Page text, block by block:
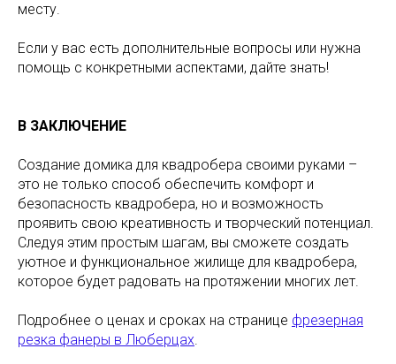
месту.
Если у вас есть дополнительные вопросы или нужна
помощь с конкретными аспектами, дайте знать!
В ЗАКЛЮЧЕНИЕ
Создание домика для квадробера своими руками –
это не только способ обеспечить комфорт и
безопасность квадробера, но и возможность
проявить свою креативность и творческий потенциал.
Следуя этим простым шагам, вы сможете создать
уютное и функциональное жилище для квадробера,
которое будет радовать на протяжении многих лет.
Подробнее о ценах и сроках на странице фрезерная
резка фанеры в Люберцах.